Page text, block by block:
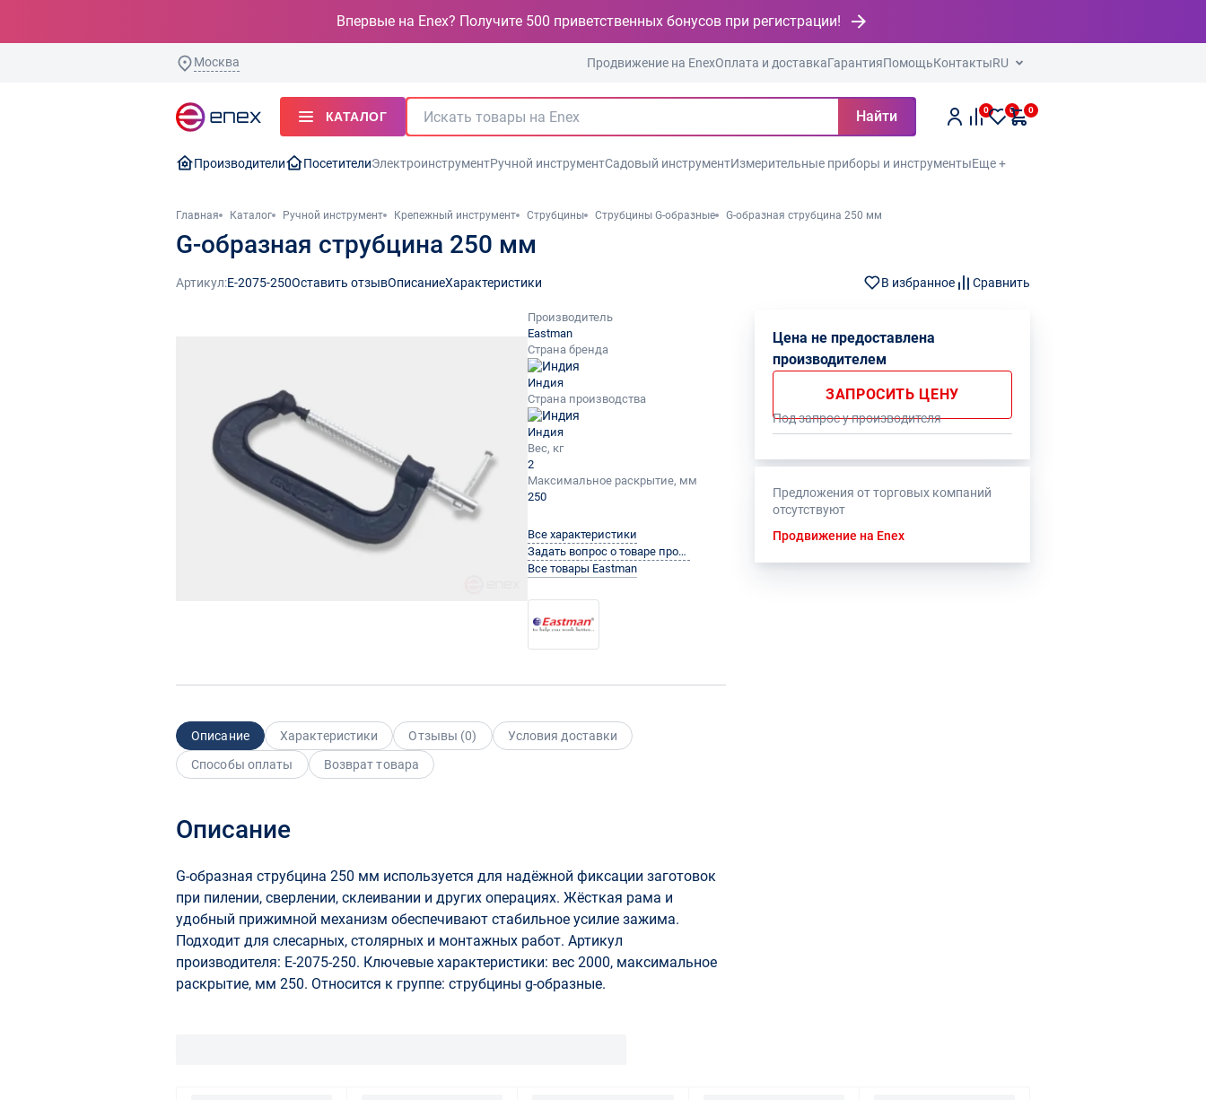
Впервые на Enex? Получите 500 приветственных бонусов при регистрации!
Москва Продвижение на EnexОплата и доставкаГарантияПомощьКонтактыRU
КАТАЛОГ Найти 0 0 0
Производители ПосетителиЭлектроинструментРучной инструментСадовый инструментИзмерительные приборы и инструментыЕще +
Главная Каталог Ручной инструмент Крепежный инструмент Струбцины Струбцины G-образные G-образная струбцина 250 мм
G-образная струбцина 250 мм
Артикул:E-2075-250Оставить отзывОписаниеХарактеристики В избранное Сравнить
Производитель
Eastman
Страна бренда
Индия
Страна производства
Индия
Вес, кг
2
Максимальное раскрытие, мм
250
Все характеристики
Задать вопрос о товаре производителю
Все товары Eastman
Цена не предоставлена
производителем
ЗАПРОСИТЬ ЦЕНУ
Под запрос у производителя
Предложения от торговых компаний
отсутствуют
Продвижение на Enex
Описание Характеристики Отзывы (0)
Условия доставки
Способы оплаты
Возврат товара
Описание
G-образная струбцина 250 мм используется для надёжной фиксации заготовок
при пилении, сверлении, склеивании и других операциях. Жёсткая рама и
удобный прижимной механизм обеспечивают стабильное усилие зажима.
Подходит для слесарных, столярных и монтажных работ. Артикул
производителя: E-2075-250. Ключевые характеристики: вес 2000, максимальное
раскрытие, мм 250. Относится к группе: струбцины g-образные.